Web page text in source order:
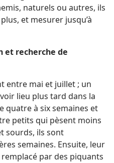
naturels ou autres, ils
et mesurer jusqu’à
et recherche de
entre mai et juillet ; un
lieu plus tard dans la
quatre à six semaines et
petits qui pèsent moins
sourds, ils sont
semaines. Ensuite, leur
par des piquants